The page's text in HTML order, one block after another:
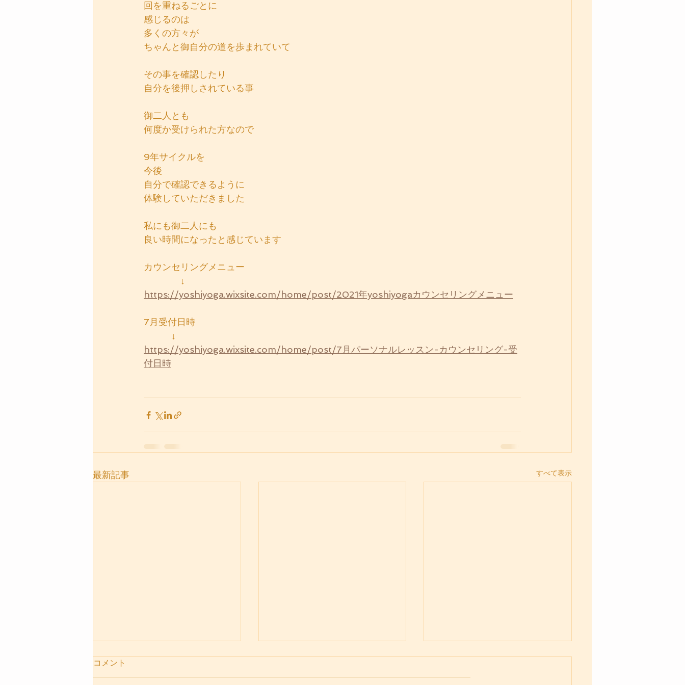
回を重ねるごとに
感じるのは
多くの方々が
ちゃんと御自分の道を歩まれていて
その事を確認したり
自分を後押しされている事
御二人とも
何度か受けられた方なので
9年サイクルを
今後
自分で確認できるように
体験していただきました
私にも御二人にも
良い時間になったと感じています
カウンセリングメニュー
↓
https://yoshiyoga.wixsite.com/home/post/2021年yoshiyogaカウンセリングメニュー
7月受付日時
↓
https://yoshiyoga.wixsite.com/home/post/7月パーソナルレッスン-カウンセリング-受
付日時
最新記事 すべて表示
コメント